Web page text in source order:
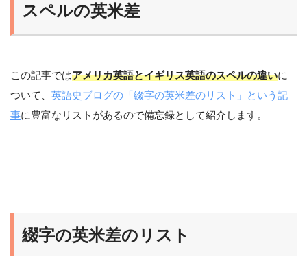
スペルの英米差
この記事ではアメリカ英語とイギリス英語のスペルの違いに
ついて、 英語史ブログの「綴字の英米差のリスト」という記
事に豊富なリストがあるので備忘録として紹介します。
綴字の英米差のリスト